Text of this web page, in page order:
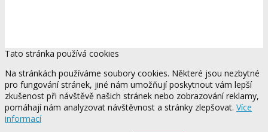
Tato stránka používá cookies
Na stránkách používáme soubory cookies. Některé jsou nezbytné
pro fungování stránek, jiné nám umožňují poskytnout vám lepší
zkušenost při návštěvě našich stránek nebo zobrazování reklamy,
pomáhají nám analyzovat návštěvnost a stránky zlepšovat. Více
informací